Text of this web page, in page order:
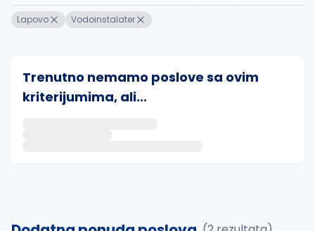
Lapovo Vodoinstalater
Trenutno nemamo poslove sa ovim
kriterijumima, ali...